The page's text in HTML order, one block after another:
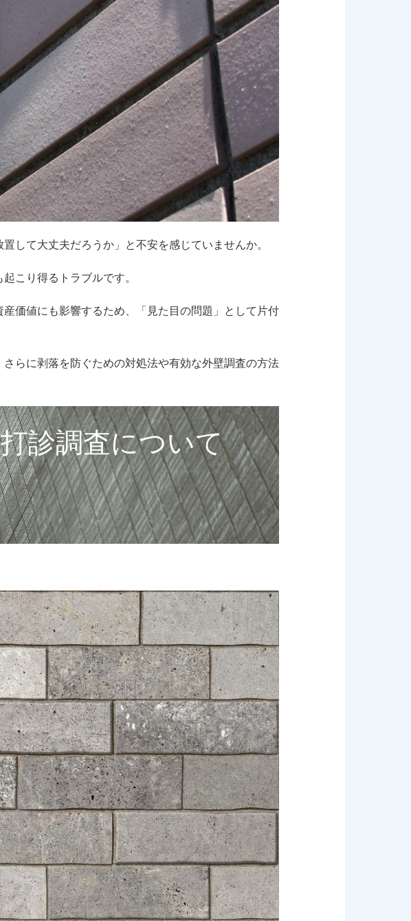
して大丈夫だろうか」と不安を感じていませんか。
こり得るトラブルです。
価値にも影響するため、「見た目の問題」として片付
らに剥落を防ぐための対処法や有効な外壁調査の方法
診調査について